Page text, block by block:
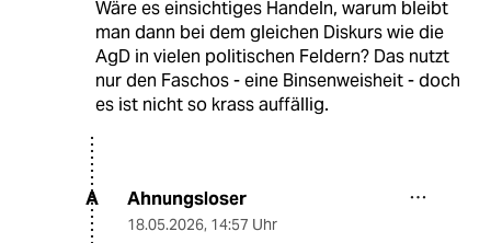
Wäre es einsichtiges Handeln, warum bleibt
man dann bei dem gleichen Diskurs wie die
AgD in vielen politischen Feldern? Das nutzt
nur den Faschos - eine Binsenweisheit - doch
es ist nicht so krass auffällig.
A Ahnungsloser
18.05.2026, 14:57 Uhr